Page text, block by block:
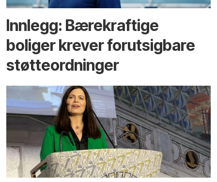
Innlegg: Bærekraftige
boliger krever forutsigbare
støtteordninger